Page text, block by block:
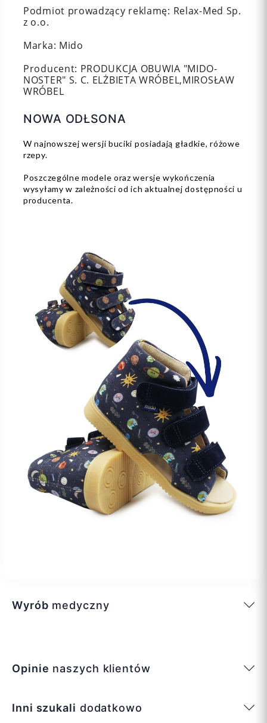
Podmiot prowadzący reklamę: Relax-Med Sp.
z o.o.
Marka: Mido
Producent: PRODUKCJA OBUWIA "MIDO-
NOSTER" S. C. ELŻBIETA WRÓBEL,MIROSŁAW
WRÓBEL
NOWA ODŁSONA
W najnowszej wersji buciki posiadają gładkie, różowe
rzepy.
Poszczególne modele oraz wersje wykończenia
wysyłamy w zależności od ich aktualnej dostępności u
producenta.
Wyrób medyczny
Opinie naszych klientów
Inni szukali dodatkowo